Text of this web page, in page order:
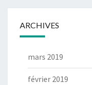
ARCHIVES
mars 2019
février 2019